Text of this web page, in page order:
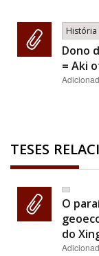
Dono
= Aki
TESES
O
do